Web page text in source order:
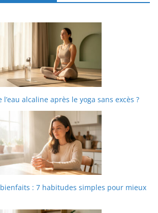
alcaline après le yoga sans excès ?
: 7 habitudes simples pour mieux